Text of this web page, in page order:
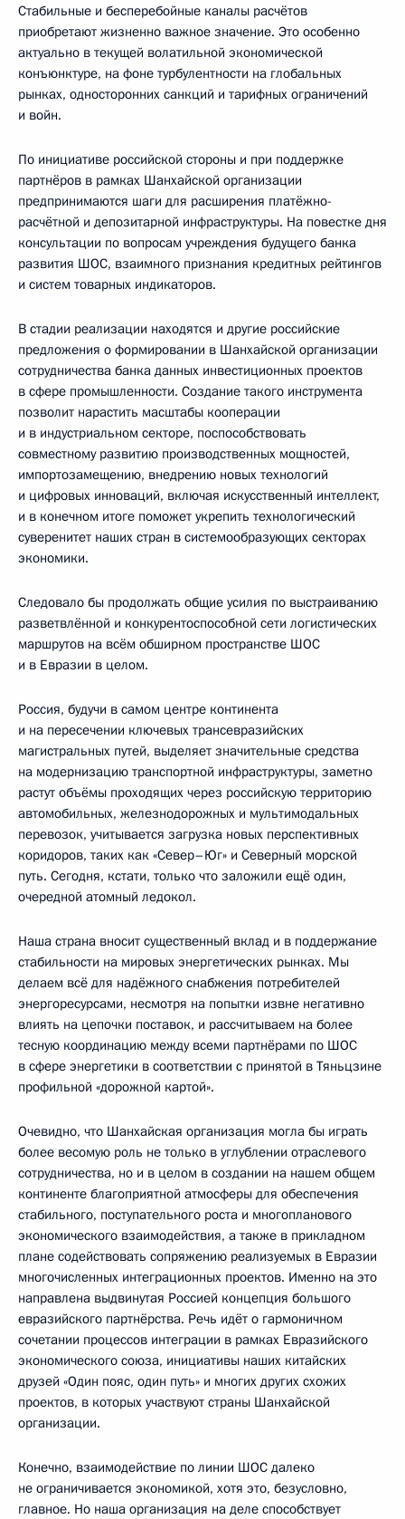
Стабильные и бесперебойные каналы расчётов
приобретают жизненно важное значение. Это особенно
актуально в текущей волатильной экономической
конъюнктуре, на фоне турбулентности на глобальных
рынках, односторонних санкций и тарифных ограничений
и войн.
По инициативе российской стороны и при поддержке
партнёров в рамках Шанхайской организации
предпринимаются шаги для расширения платёжно-
расчётной и депозитарной инфраструктуры. На повестке дня
консультации по вопросам учреждения будущего банка
развития ШОС, взаимного признания кредитных рейтингов
и систем товарных индикаторов.
В стадии реализации находятся и другие российские
предложения о формировании в Шанхайской организации
сотрудничества банка данных инвестиционных проектов
в сфере промышленности. Создание такого инструмента
позволит нарастить масштабы кооперации
и в индустриальном секторе, поспособствовать
совместному развитию производственных мощностей,
импортозамещению, внедрению новых технологий
и цифровых инноваций, включая искусственный интеллект,
и в конечном итоге поможет укрепить технологический
суверенитет наших стран в системообразующих секторах
экономики.
Следовало бы продолжать общие усилия по выстраиванию
разветвлённой и конкурентоспособной сети логистических
маршрутов на всём обширном пространстве ШОС
и в Евразии в целом.
Россия, будучи в самом центре континента
и на пересечении ключевых трансевразийских
магистральных путей, выделяет значительные средства
на модернизацию транспортной инфраструктуры, заметно
растут объёмы проходящих через российскую территорию
автомобильных, железнодорожных и мультимодальных
перевозок, учитывается загрузка новых перспективных
коридоров, таких как «Север–Юг» и Северный морской
путь. Сегодня, кстати, только что заложили ещё один,
очередной атомный ледокол.
Наша страна вносит существенный вклад и в поддержание
стабильности на мировых энергетических рынках. Мы
делаем всё для надёжного снабжения потребителей
энергоресурсами, несмотря на попытки извне негативно
влиять на цепочки поставок, и рассчитываем на более
тесную координацию между всеми партнёрами по ШОС
в сфере энергетики в соответствии с принятой в Тяньцзине
профильной «дорожной картой».
Очевидно, что Шанхайская организация могла бы играть
более весомую роль не только в углублении отраслевого
сотрудничества, но и в целом в создании на нашем общем
континенте благоприятной атмосферы для обеспечения
стабильного, поступательного роста и многопланового
экономического взаимодействия, а также в прикладном
плане содействовать сопряжению реализуемых в Евразии
многочисленных интеграционных проектов. Именно на это
направлена выдвинутая Россией концепция большого
евразийского партнёрства. Речь идёт о гармоничном
сочетании процессов интеграции в рамках Евразийского
экономического союза, инициативы наших китайских
друзей «Один пояс, один путь» и многих других схожих
проектов, в которых участвуют страны Шанхайской
организации.
Конечно, взаимодействие по линии ШОС далеко
не ограничивается экономикой, хотя это, безусловно,
главное. Но наша организация на деле способствует